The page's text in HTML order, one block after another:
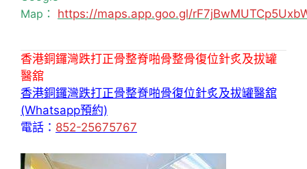
Map： https://maps.app.goo.gl/
香港銅鑼灣跌打正骨整脊啪骨整骨復位針炙及拔罐
醫舘
香港銅鑼灣跌打正骨整脊啪骨復位針炙及拔罐醫舘
(Whatsapp預約)
電話： 852-25675767